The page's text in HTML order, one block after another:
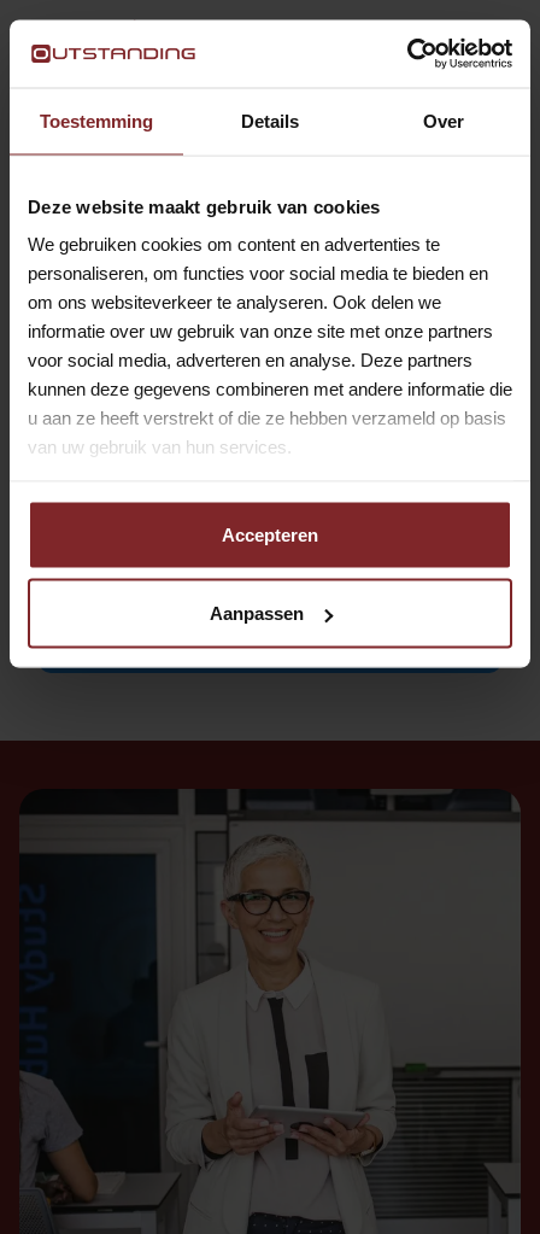
Toestemming Details Over
Deze website maakt gebruik van cookies
We gebruiken cookies om content en advertenties te
personaliseren, om functies voor social media te bieden en
om ons websiteverkeer te analyseren. Ook delen we
informatie over uw gebruik van onze site met onze partners
voor social media, adverteren en analyse. Deze partners
kunnen deze gegevens combineren met andere informatie die
u aan ze heeft verstrekt of die ze hebben verzameld op basis
van uw gebruik van hun services.
Accepteren
Aanpassen
Voornaam*
Achternaam*
Woonplaats*
E-mailadres*
Telefoonnummer*
Privacy*
Ja, ik ga akkoord met hetprivacy statement
van Outstanding.
Verstuur